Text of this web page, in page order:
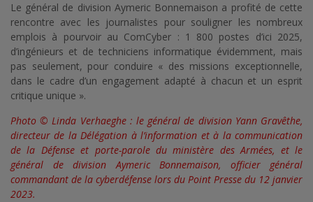
Le général de division Aymeric Bonnemaison a profité de cette
rencontre avec les journalistes pour souligner les nombreux
emplois à pourvoir au ComCyber : 1 800 postes d’ici 2025,
d’ingénieurs et de techniciens informatique évidemment, mais
pas seulement, pour conduire « des missions exceptionnelle,
dans le cadre d’un engagement adapté à chacun et un esprit
critique unique ».
Photo © Linda Verhaeghe : le général de division Yann Gravêthe,
directeur de la Délégation à l’information et à la communication
de la Défense et porte-parole du ministère des Armées, et le
général de division Aymeric Bonnemaison, officier général
commandant de la cyberdéfense lors du Point Presse du 12 janvier
2023.